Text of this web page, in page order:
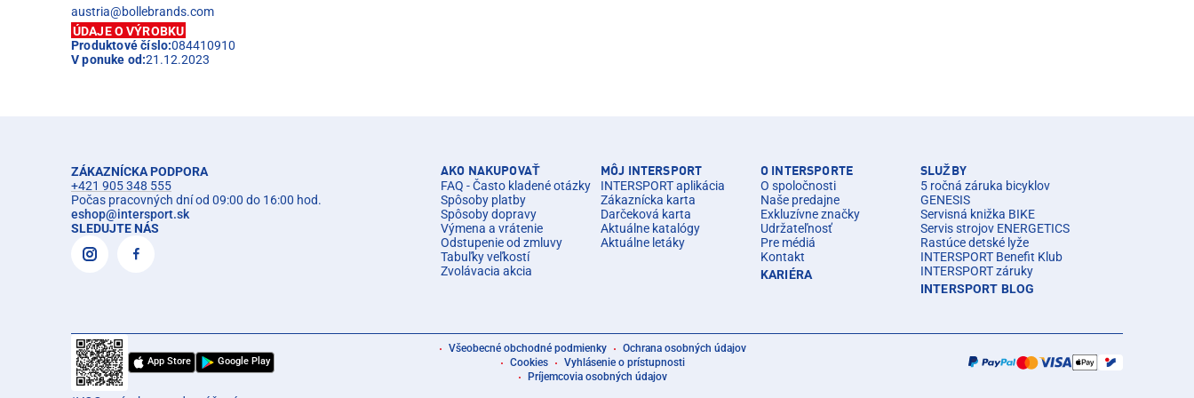
austria@bollebrands.com
ÚDAJE O VÝROBKU
Produktové číslo:084410910
V ponuke od:21.12.2023
ZÁKAZNÍCKA PODPORA
+421 905 348 555
Počas pracovných dní od 09:00 do 16:00 hod.
eshop@intersport.sk
SLEDUJTE NÁS
AKO NAKUPOVAŤ
FAQ - Často kladené otázky
Spôsoby platby
Spôsoby dopravy
Výmena a vrátenie
Odstupenie od zmluvy
Tabuľky veľkostí
Zvolávacia akcia
MÔJ INTERSPORT
INTERSPORT aplikácia
Zákaznícka karta
Darčeková karta
Aktuálne katalógy
Aktuálne letáky
O INTERSPORTE
O spoločnosti
Naše predajne
Exkluzívne značky
Udržateľnosť
Pre médiá
Kontakt
KARIÉRA
SLUŽBY
5 ročná záruka bicyklov
GENESIS
Servisná knižka BIKE
Servis strojov ENERGETICS
Rastúce detské lyže
INTERSPORT Benefit Klub
INTERSPORT záruky
INTERSPORT BLOG
App Store Google Play
Všeobecné obchodné podmienky
Ochrana osobných údajov
Cookies
Vyhlásenie o prístupnosti
Príjemcovia osobných údajov